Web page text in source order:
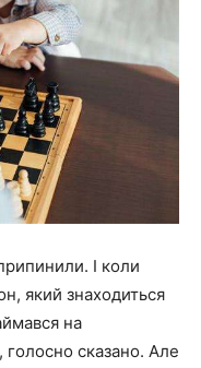
І коли
який знаходиться
на
сказано. Але